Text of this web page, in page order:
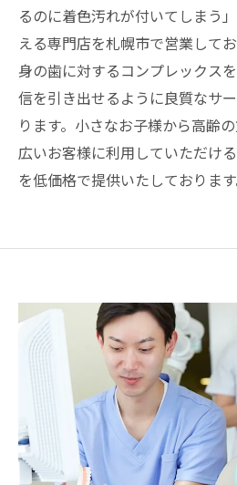
るのに着色汚れが付いてしまう
える専門店を札幌市で営業して
身の歯に対するコンプレックス
信を引き出せるように良質なサ
ります。小さなお子様から高齢
広いお客様に利用していただけ
を低価格で提供いたしております